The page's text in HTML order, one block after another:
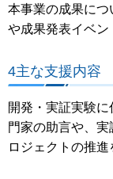
本事業の成果に
や成果発表イベン
4主な支援内容
開発・実証実験
門家の助言や、
ロジェクトの推進